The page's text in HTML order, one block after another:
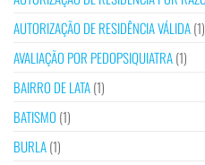
AUTORIZAÇÃO DE RESIDÊNCIA VÁLIDA(1)
AVALIAÇÃO POR PEDOPSIQUIATRA(1)
BAIRRO DE LATA(1)
BATISMO (1)
BURLA(1)